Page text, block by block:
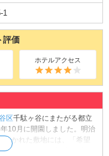
1
評価
ホテルアクセス
区千駄ヶ谷にまたがる都立
10月に開園しました。明治
分かれた敷地には、「希望
デン」など、散策やピク